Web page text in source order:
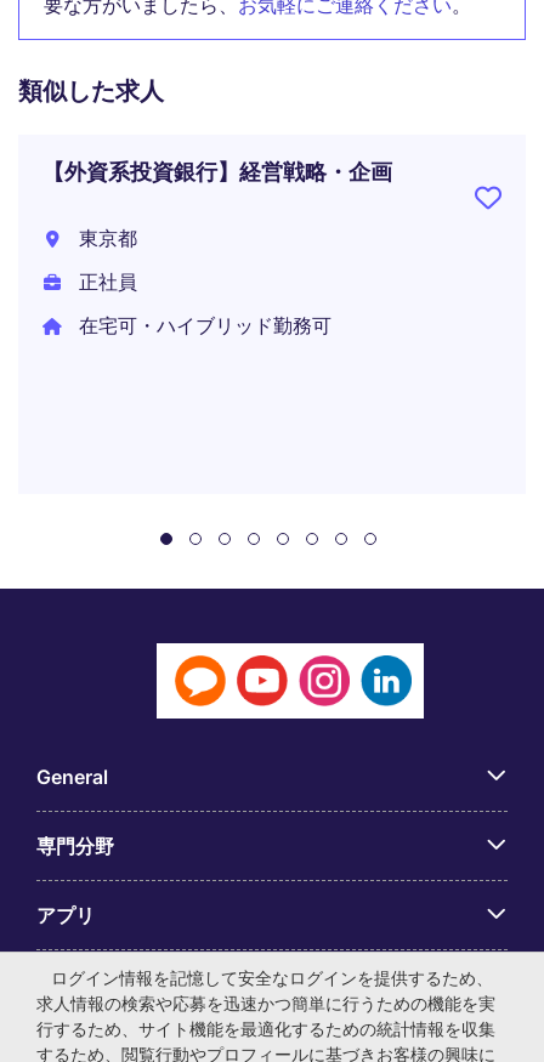
要な方がいましたら、 お気軽にご連絡ください。
類似した求人
【外資系投資銀行】経営戦略・企画
東京都
正社員
在宅可・ハイブリッド勤務可
General
専門分野
アプリ
Employer Centre
ログイン情報を記憶して安全なログインを提供するため、
求人情報の検索や応募を迅速かつ簡単に行うための機能を実
行するため、サイト機能を最適化するための統計情報を収集
するため、閲覧行動やプロフィールに基づきお客様の興味に